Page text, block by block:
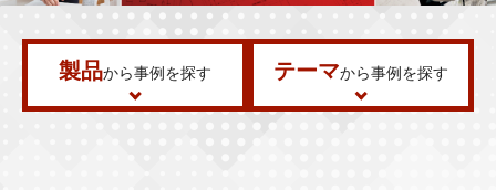
製品から事例を探す テーマから事例を探す